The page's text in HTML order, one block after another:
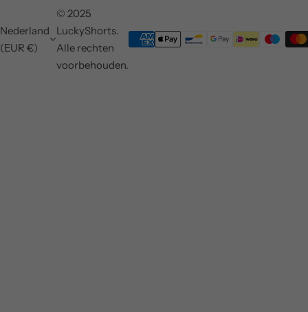
Nederland
(EUR €)
© 2025
LuckyShorts.
Alle rechten
voorbehouden.